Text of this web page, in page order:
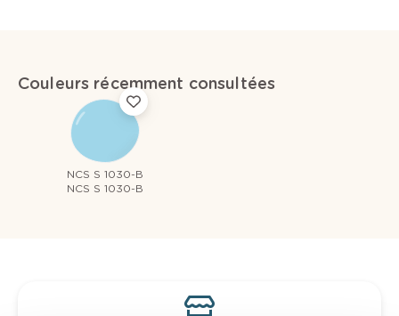
Couleurs récemment consultées
NCS S 1030-B
NCS S 1030-B